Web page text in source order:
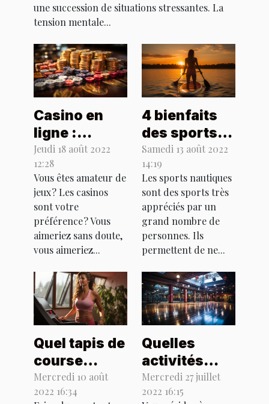
une succession de situations stressantes. La
tension mentale...
Casino en
ligne :
comment
reconnaître
le meilleur ?
Jeudi 18 août 2022
12:28
Vous êtes amateur de
jeux ? Les casinos
sont votre
préférence ? Vous
aimeriez sans doute,
vous aimeriez...
4 bienfaits
des sports
nautiques
sur la santé
Samedi 13 août 2022
14:19
Les sports nautiques
sont des sports très
appréciés par un
grand nombre de
personnes. Ils
permettent de ne...
Quel tapis de
course
choisir pour
ses activités
Mercredi 10 août
2022 16:34
Quelles
activités
sportives
pratiquées
Mercredi 27 juillet
2022 16:15